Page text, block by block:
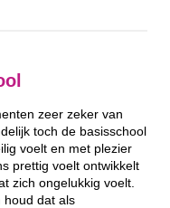
zeer zeker van
toch de basisschool
voelt en met plezier
prettig voelt ontwikkelt
zich ongelukkig voelt.
houd dat als